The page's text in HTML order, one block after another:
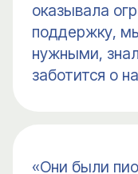
оказывала
поддержку,
нужными,
заботится о
«Они были